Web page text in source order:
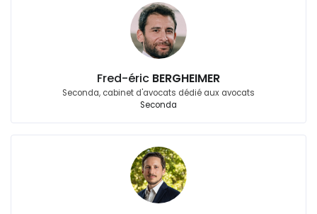
Fred-éric BERGHEIMER
Seconda, cabinet d'avocats dédié aux avocats
Seconda